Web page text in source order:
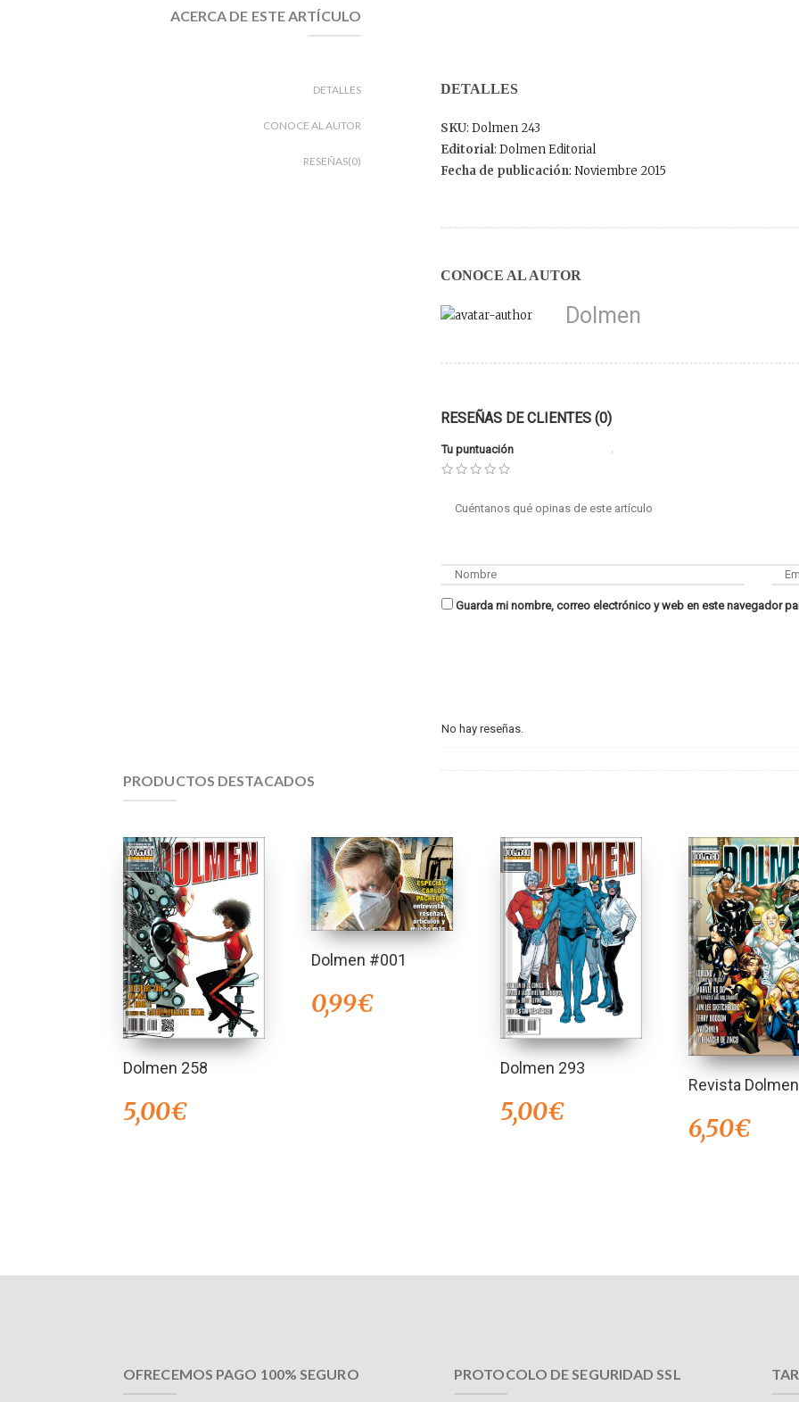
ACERCA DE ESTE ARTÍCULO
DETALLES
CONOCE AL AUTOR
RESEÑAS(0)
DETALLES
SKU: Dolmen 243
Editorial: Dolmen Editorial
Fecha de publicación: Noviembre 2015
CONOCE AL AUTOR
Dolmen
RESEÑAS DE CLIENTES (0)
Tu puntuación
Guarda mi nombre, correo electrónico y web en este navegador
No hay reseñas.
PRODUCTOS DESTACADOS
Dolmen 258
5,00€
Dolmen #001
0,99€
Dolmen 293
5,00€
Revista
6,50€
OFRECEMOS PAGO 100% SEGURO PROTOCOLO DE SEGURIDAD SSL